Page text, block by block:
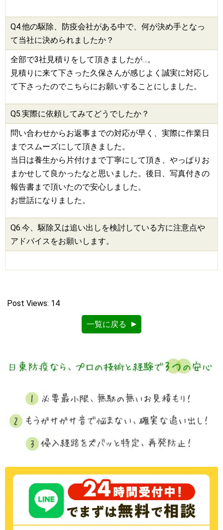
Q4.他の駆除、 防疫会社がある中で、何が決め手となっ
て当社に決められましたか？
全部で3社見積りをして頂きましたが…。
見積りに来て下さった久保さんが感じよく誠実に対応し
て下さったのでこちらにお願いすることにしました。
Q5.実際に依頼してみてどうでしたか？
問い合わせからお返事までの対応が早く、実際に作業日
までスムーズにして頂きました。
当日は養生から片付けまで丁寧にして頂き、やっぱりお
まかせして良かったなと思いました。後日、写真付きの
報告書まで頂いたので安心しました。
お世話になりました。
Q6.今、駆除又は追い出しを検討している方に注意点や
アドバイスをお願いします。
Post Views: 14
一覧に戻る